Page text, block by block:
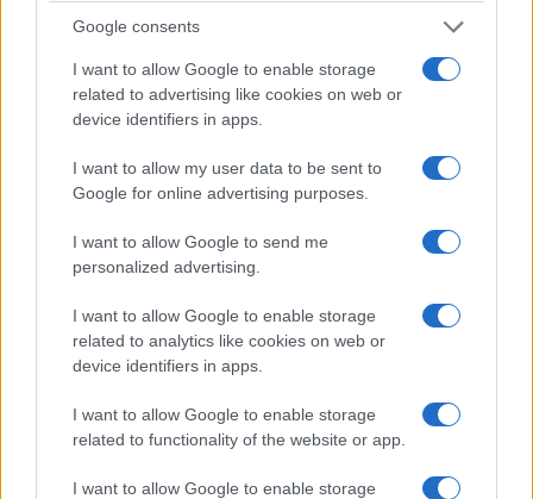
Google consents
I want to allow Google to enable storage
related to advertising like cookies on web or
device identifiers in apps.
I want to allow my user data to be sent to
Google for online advertising purposes.
I want to allow Google to send me
personalized advertising.
I want to allow Google to enable storage
related to analytics like cookies on web or
device identifiers in apps.
I want to allow Google to enable storage
related to functionality of the website or app.
I want to allow Google to enable storage